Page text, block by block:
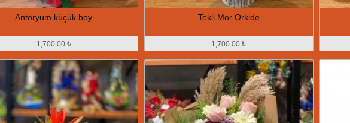
Antoryum küçük boy
1,700.00 ₺
Tekli Mor Orkide
1,700.00 ₺